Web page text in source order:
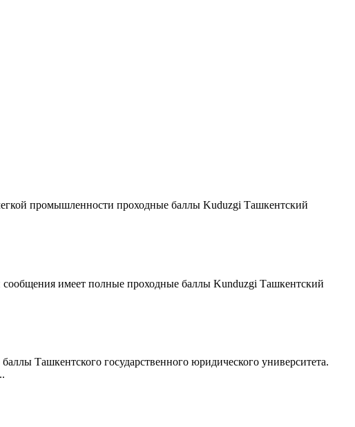
промышленности проходные баллы Kuduzgi Ташкентский
сообщения имеет полные проходные баллы Kunduzgi Ташкентский
Ташкентского государственного юридического университета.